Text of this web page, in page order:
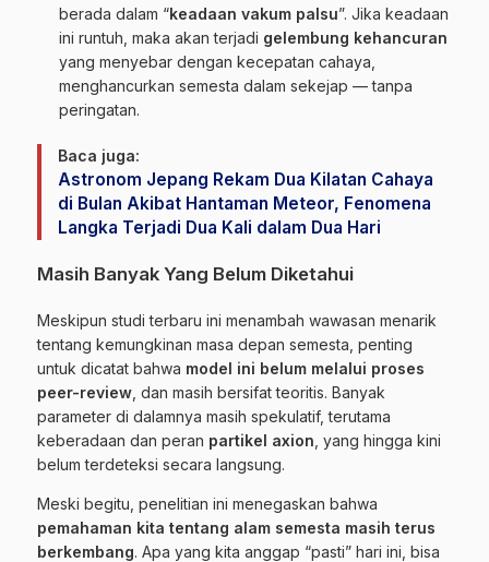
berada dalam “keadaan vakum palsu”. Jika keadaan
ini runtuh, maka akan terjadi gelembung kehancuran
yang menyebar dengan kecepatan cahaya,
menghancurkan semesta dalam sekejap — tanpa
peringatan.
Baca juga:
Astronom Jepang Rekam Dua Kilatan Cahaya
di Bulan Akibat Hantaman Meteor, Fenomena
Langka Terjadi Dua Kali dalam Dua Hari
Masih Banyak Yang Belum Diketahui
Meskipun studi terbaru ini menambah wawasan menarik
tentang kemungkinan masa depan semesta, penting
untuk dicatat bahwa model ini belum melalui proses
peer-review , dan masih bersifat teoritis. Banyak
parameter di dalamnya masih spekulatif, terutama
keberadaan dan peran partikel axion , yang hingga kini
belum terdeteksi secara langsung.
Meski begitu, penelitian ini menegaskan bahwa
pemahaman kita tentang alam semesta masih terus
berkembang. Apa yang kita anggap “pasti” hari ini, bisa